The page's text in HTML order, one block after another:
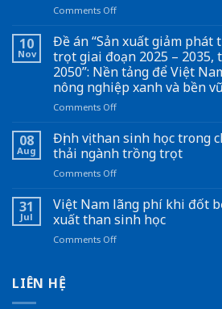
Comments Offon
Nai
tác
Nhật
Bản
xử
ca
cao
thành
sinh
học
10
Nov
Đề án “Sản xuất giảm
trọt giai đoạn 2025 – 2035,
2050”: Nền tảng để Việt
nông nghiệp xanh và bền
Comments Offon
án
“Sản
xuất
giảm
thải
lĩnh
08
Aug
Định vị than sinh học trong
thải ngành trồng trọt
Comments Offon
vị
than
sinh
học
31
Jul
Việt Nam lãng phí khi đốt
xuất than sinh học
Comments Offon
LIÊN HỆ